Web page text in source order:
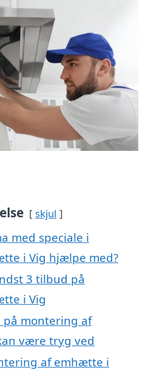
skjul
med speciale i
i Vig hjælpe med?
3 tilbud på
i Vig
på montering af
være tryg ved
af emhætte i